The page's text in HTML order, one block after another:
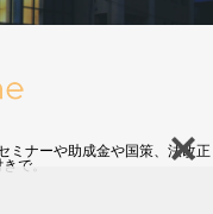
ミナーや助成金や国策、法改正
で。